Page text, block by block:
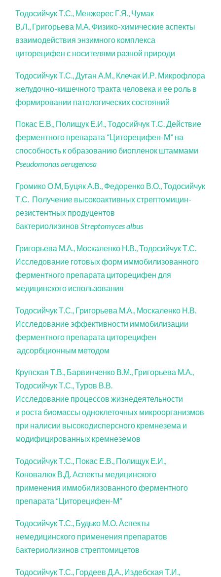
Тодосийчук Т.С., Менжерес Г.Я., Чумак
В.Л., Григорьева М.А. Физико-химические аспекты
взаимодействия энзимного комплекса
циторецифен с носителями разной природи
Тодосийчук Т.С., Дуган А.М., Клечак И.Р. Микрофлора
желудочно-кишечного тракта человека и ее роль в
формировании патологических состояний
Покас Е.В., Полищук Е.И., Тодосийчук Т.С. Действие
ферментного препарата “Циторецифен-М” на
способность к образованию биопленок штаммами
Pseudomonas aerugenosa
Громико О.М, Буцяк А.В., Федоренко В.О., Тодосийчук
Т.С. Получение высокоактивных стрептомицин-
резистентных продуцентов
бактериолизиновStreptomyces albus
Григорьева М.А., Москаленко Н.В., Тодосийчук Т.С.
Исследование готовых форм иммобилизованного
ферментного препарата циторецифен для
медицинского использования
Тодосийчук Т.С., Григорьева М.А., Москаленко Н.В.
Исследование эффективности иммобилизации
ферментного препарата циторецифен
адсорбционным методом
Крупская Т.В., Барвинченко В.М., Григорьева М.А.,
Тодосийчук Т.С., Туров В.В.
Исследование процессов жизнедеятельности
и роста биомассы одноклеточных микроорганизмов
при налисии высокодисперсного кремнезема и
модифицированных кремнеземов
Тодосийчук Т.С., Покас Е.В., Полищук Е.И.,
Коновалюк В.Д. Аспекты медицинского
применения иммобилизованного ферментного
препарата “Циторецифен-М”
Тодосийчук Т.С., Будько М.О. Аспекты
немедицинского применения препаратов
бактериолизинов стрептомицетов
Тодосийчук Т.С., Гордеев Д.А., Издебская Т.И.,